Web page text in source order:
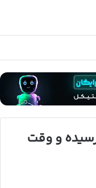
است؟
رسیده و وقت